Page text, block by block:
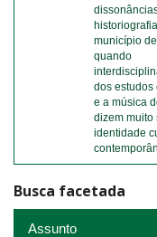
município
quando
dos estudos
e a música
dizem muito
identidade
Busca facetada
Assunto